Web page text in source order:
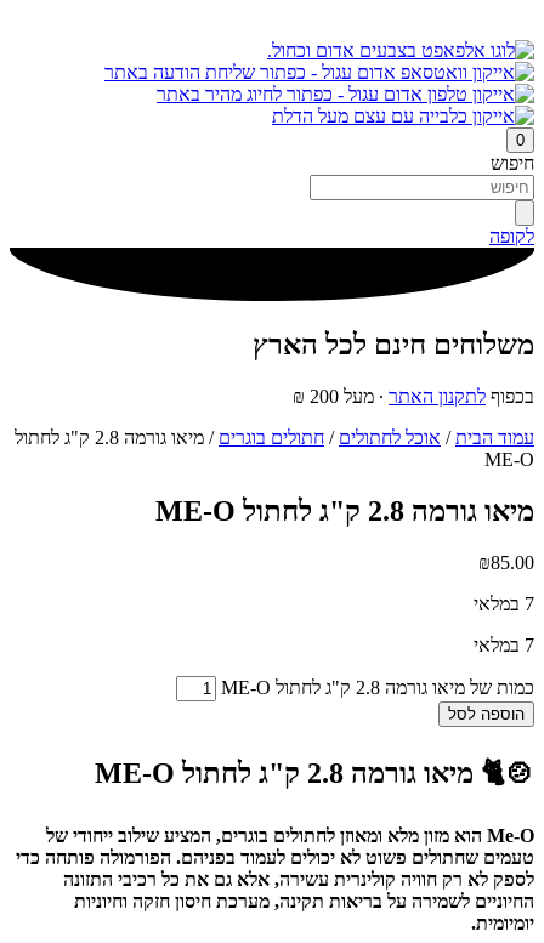
0
חיפוש
לקופה
משלוחים חינם לכל הארץ
בכפוף לתקנון האתר ∙ מעל 200 ₪
עמוד הבית/ אוכל לחתולים / חתולים בוגרים
/ מיאו גורמה 2.8 ק"ג לחתול
ME-O
מיאו גורמה 2.8 ק"ג לחתול ME-O
₪85.00
7 במלאי
7 במלאי
כמות של מיאו גורמה 2.8 ק"ג לחתול ME-O
הוספה לסל
🍲🐈 מיאו גורמה 2.8 ק"ג לחתול ME-O
Me-O הוא מזון מלא ומאוזן לחתולים בוגרים, המציע שילוב ייחודי של
טעמים שחתולים פשוט לא יכולים לעמוד בפניהם. הפורמולה פותחה כדי
לספק לא רק חוויה קולינרית עשירה, אלא גם את כל רכיבי התזונה
החיוניים לשמירה על בריאות תקינה, מערכת חיסון חזקה וחיוניות
יומיומית.